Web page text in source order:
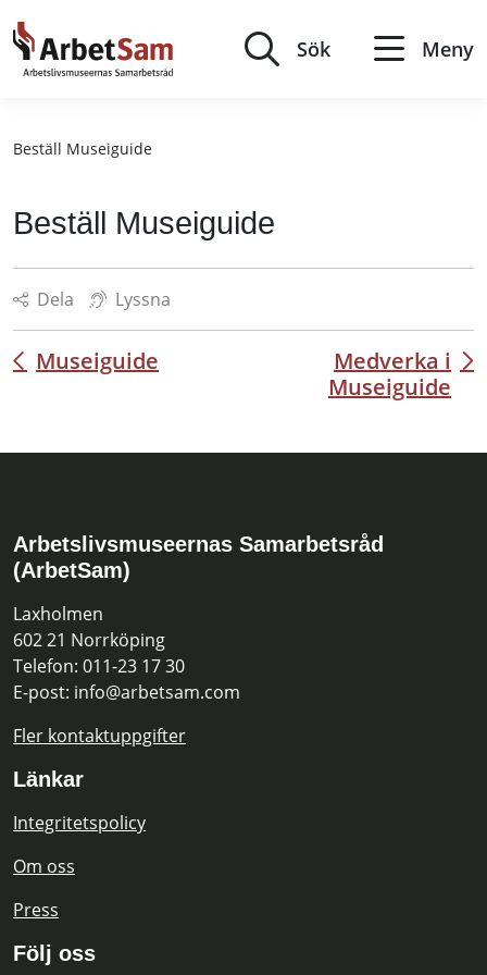
innehållet
Sök Meny
Beställ Museiguide
Beställ Museiguide
Dela Lyssna
Inläggsnavigering
Museiguide
Medverka i
Museiguide
Arbetslivsmuseernas Samarbetsråd
(ArbetSam)
Laxholmen
602 21 Norrköping
Telefon: 011-23 17 30
E-post: info@arbetsam.com
Fler kontaktuppgifter
Länkar
Integritetspolicy
Om oss
Press
Följ oss